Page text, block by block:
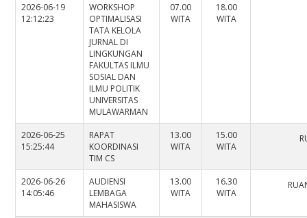
2026-06-19
12:12:23
WORKSHOP
OPTIMALISASI
TATA KELOLA
JURNAL DI
LINGKUNGAN
FAKULTAS ILMU
SOSIAL DAN
ILMU POLITIK
UNIVERSITAS
MULAWARMAN
07.00
WITA
18.00
WITA
2026-06-25
15:25:44
RAPAT
KOORDINASI
TIM CS
13.00
WITA
15.00
WITA
2026-06-26
14:05:46
AUDIENSI
LEMBAGA
MAHASISWA
13.00
WITA
16.30
WITA